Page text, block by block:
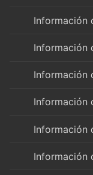
Información
Información
Información
Información
Información
Información